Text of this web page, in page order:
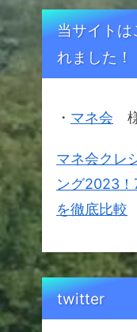
当サイトは
れました！
・ マネ会
マネ会クレ
ング2023
を徹底比較
twitter